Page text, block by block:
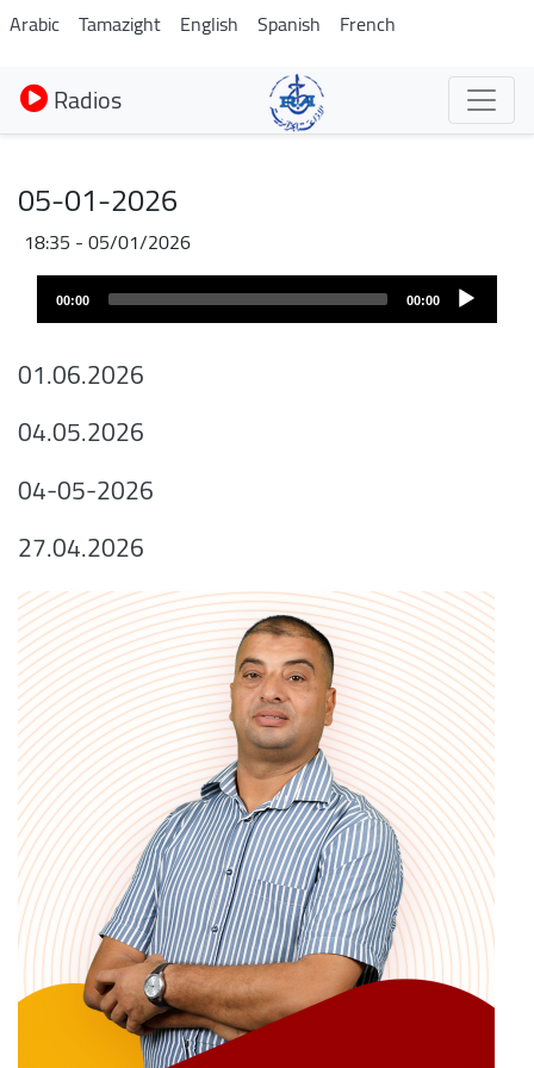
Aller
au
contenu
principal
Arabic Tamazight English Spanish French
Radios
05-01-2026
05/01/2026 - 18:35
Fichier
audio
00:00
00:00
01.06.2026
04.05.2026
04-05-2026
27.04.2026